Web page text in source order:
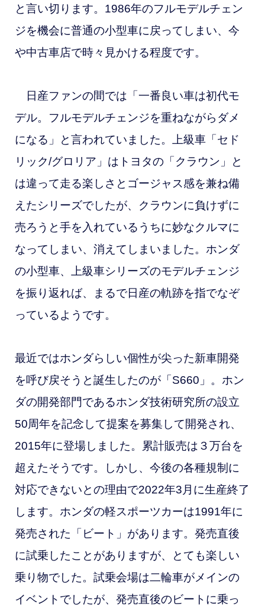
と言い切ります。1986年のフルモデルチェン
ジを機会に普通の小型車に戻ってしまい、今
や中古車店で時々見かける程度です。
日産ファンの間では「一番良い車は初代モ
デル。フルモデルチェンジを重ねながらダメ
になる」と言われていました。上級車「セド
リック/グロリア」はトヨタの「クラウン」と
は違って走る楽しさとゴージャス感を兼ね備
えたシリーズでしたが、クラウンに負けずに
売ろうと手を入れているうちに妙なクルマに
なってしまい、消えてしまいました。ホンダ
の小型車、上級車シリーズのモデルチェンジ
を振り返れば、まるで日産の軌跡を指でなぞ
っているようです。
最近ではホンダらしい個性が尖った新車開発
を呼び戻そうと誕生したのが「S660」。ホン
ダの開発部門であるホンダ技術研究所の設立
50周年を記念して提案を募集して開発され、
2015年に登場しました。累計販売は３万台を
超えたそうです。しかし、今後の各種規制に
対応できないとの理由で2022年3月に生産終了
します。ホンダの軽スポーツカーは1991年に
発売された「ビート」があります。発売直後
に試乗したことがありますが、とても楽しい
乗り物でした。試乗会場は二輪車がメインの
イベントでしたが、発売直後のビートに乗っ